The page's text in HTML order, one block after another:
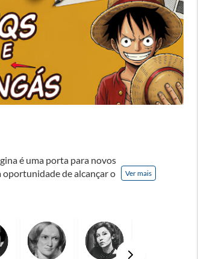
é uma porta para novos
oportunidade de alcançar o
Ver mais